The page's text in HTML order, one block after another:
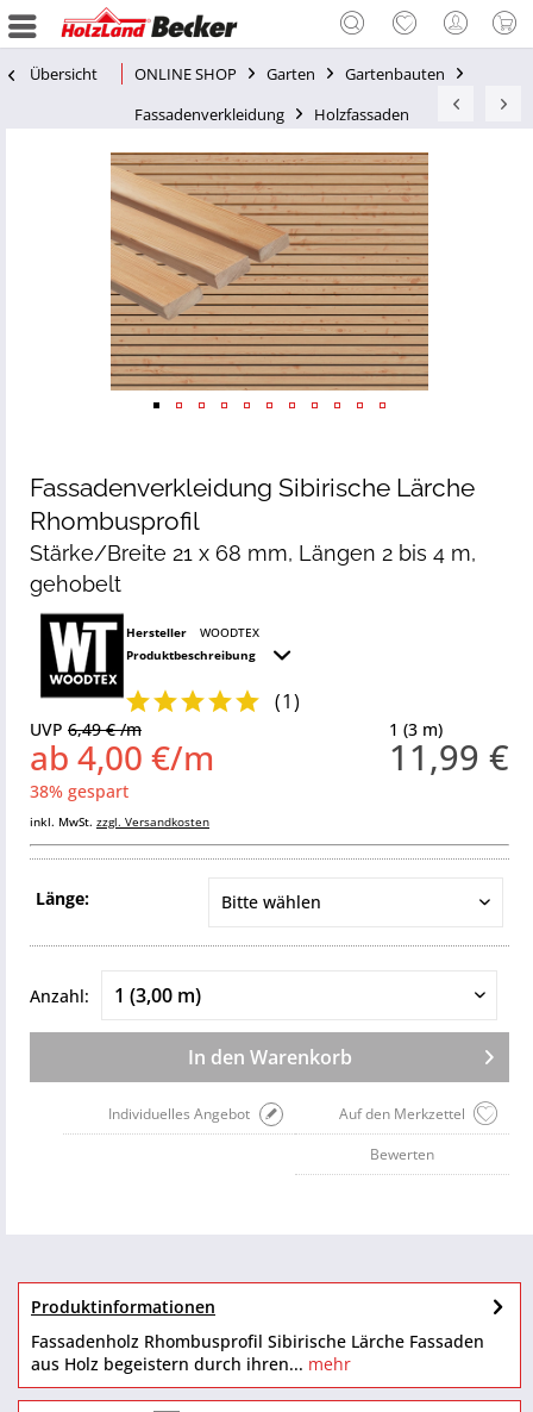
Übersicht ONLINE SHOP Garten
Gartenbauten
Fassadenverkleidung
Holzfassaden
Fassadenverkleidung Sibirische Lärche
Rhombusprofil
Stärke/Breite 21 x 68 mm, Längen 2 bis 4 m,
gehobelt
Hersteller
WOODTEX
Produktbeschreibung
(1)
1 (3 m)
11,99 €
UVP 6,49 € /m
ab 4,00 €/m
38% gespart
inkl. MwSt. zzgl. Versandkosten
Länge:
Anzahl:
In den Warenkorb
Auf den Merkzettel
Individuelles Angebot
Bewerten
Produktinformationen
Fassadenholz Rhombusprofil Sibirische Lärche Fassaden
aus Holz begeistern durch ihren... mehr